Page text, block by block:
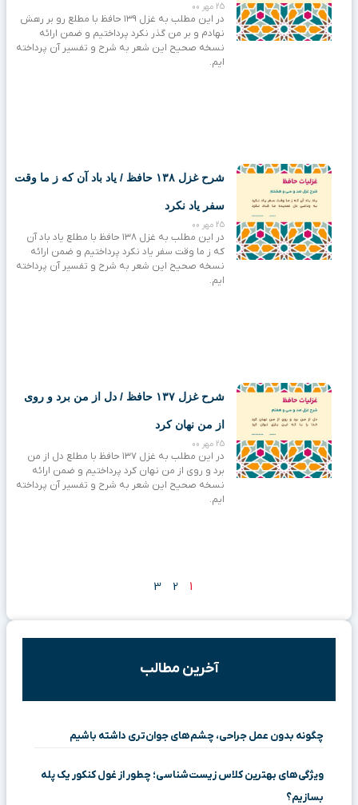
25 مهر 00
در این مطلب به غزل ۱۳۹ حافظ با مطلع رو بر رهش
نهادم و بر من گذر نکرد پرداختیم و ضمن ارائه
نسخه صحیح این شعر به شرح و تفسیر آن پرداخته
ایم.
شرح غزل ۱۳۸ حافظ / یاد باد آن که ز ما وقت
سفر یاد نکرد
25 مهر 00
در این مطلب به غزل ۱۳۸ حافظ با مطلع یاد باد آن
که ز ما وقت سفر یاد نکرد پرداختیم و ضمن ارائه
نسخه صحیح این شعر به شرح و تفسیر آن پرداخته
ایم.
شرح غزل ۱۳۷ حافظ / دل از من برد و روی
از من نهان کرد
25 مهر 00
در این مطلب به غزل ۱۳۷ حافظ با مطلع دل از من
برد و روی از من نهان کرد پرداختیم و ضمن ارائه
نسخه صحیح این شعر به شرح و تفسیر آن پرداخته
ایم.
1
2
3
آخرین مطالب
چگونه بدون عمل جراحی، چشم‌های جوان‌تری داشته باشیم
ویژگی‌های بهترین کلاس زیست‌شناسی؛ چطور از غول کنکور یک پله
بسازیم؟